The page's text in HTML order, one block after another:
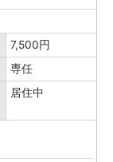
7,500円
専任
居住中